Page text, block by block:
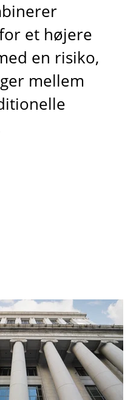
et højere
en risiko,
mellem